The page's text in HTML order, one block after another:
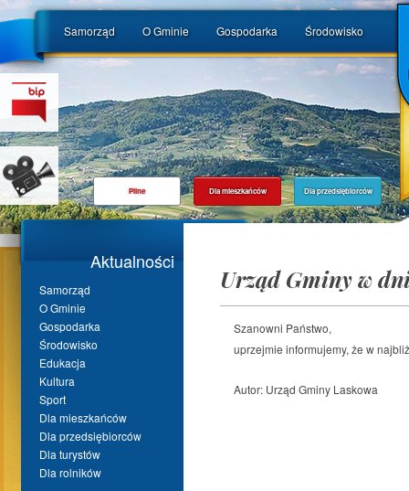
Samorząd O Gminie Gospodarka Środowisko
Pilne Dla mieszkańców Dla przedsiębiorców
Aktualności
Samorząd
O Gminie
Gospodarka
Środowisko
Edukacja
Kultura
Sport
Dla mieszkańców
Dla przedsiębiorców
Dla turystów
Dla rolników
Urząd Gminy w
Szanowni Państwo,
uprzejmie informujemy, że w
Autor: Urząd Gminy Laskowa